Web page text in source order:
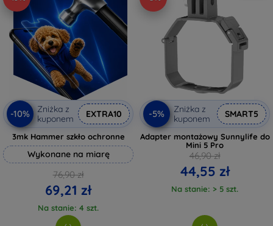
-10%
Zniżka z
kuponem
EXTRA10
3mk Hammer szkło ochronne
Wykonane na miarę
76,90 zł
69,21 zł
Na stanie: 4 szt.
-5%
Zniżka z
kuponem
SMART5
Adapter montażowy Sunnylife do
Mini 5 Pro
46,90 zł
44,55 zł
Na stanie: > 5 szt.